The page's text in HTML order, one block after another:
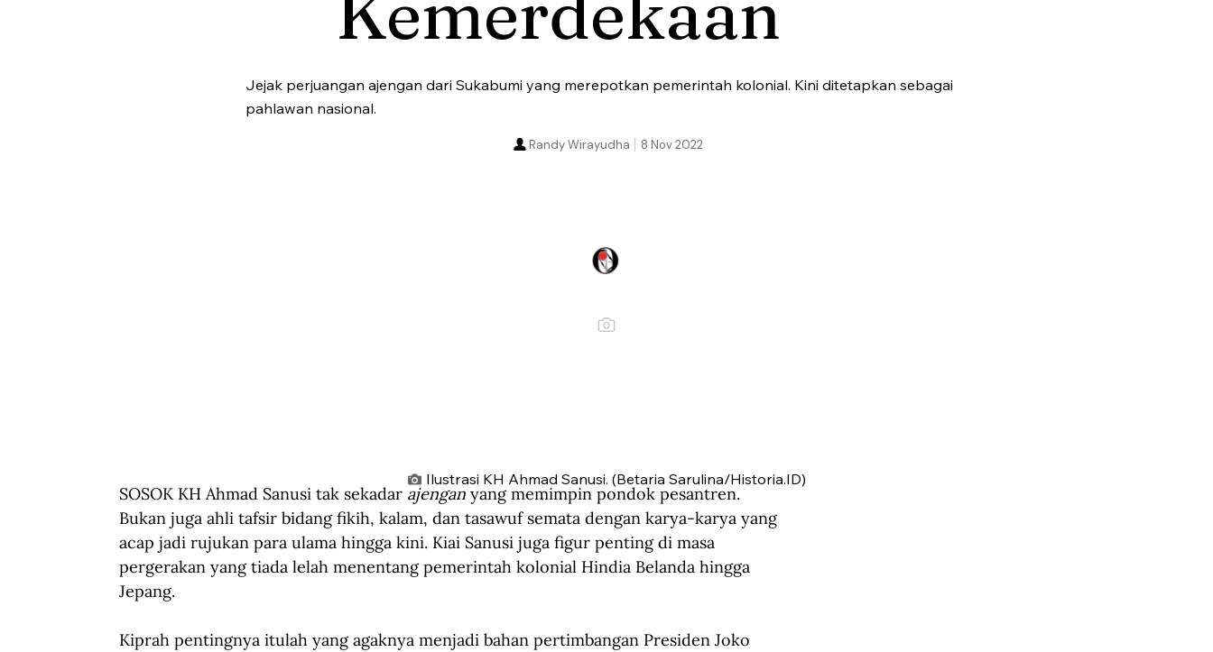
Jejak perjuangan ajengan dari Sukabumi yang merepotkan pemerintah kolonial. Kini ditetapkan sebagai
pahlawan nasional.
8 Nov 2022
Randy Wirayudha
Ilustrasi KH Ahmad Sanusi. (Betaria Sarulina/Historia.ID)
SOSOK KH Ahmad Sanusi tak sekadar ajengan yang memimpin pondok pesantren.
Bukan juga ahli tafsir bidang fikih, kalam, dan tasawuf semata dengan karya-karya yang
acap jadi rujukan para ulama hingga kini. Kiai Sanusi juga figur penting di masa
pergerakan yang tiada lelah menentang pemerintah kolonial Hindia Belanda hingga
Jepang.
Kiprah pentingnya itulah yang agaknya menjadi bahan pertimbangan Presiden Joko